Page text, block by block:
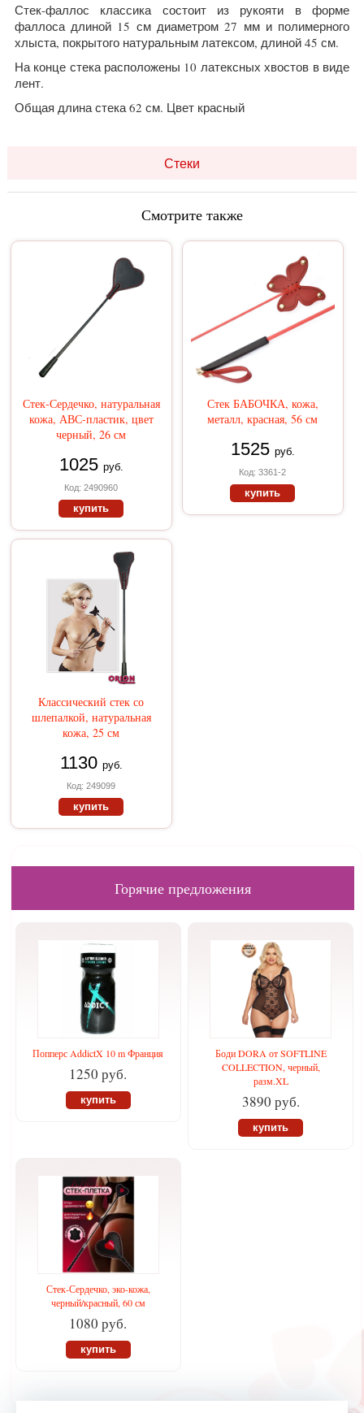
Стек-фаллос классика состоит из рукояти в форме
фаллоса длиной 15 см диаметром 27 мм и полимерного
хлыста, покрытого натуральным латексом, длиной 45 см.
На конце стека расположены 10 латексных хвостов в виде
лент.
Общая длина стека 62 см. Цвет красный
Стеки
Смотрите также
Стек-Сердечко, натуральная
кожа, АВС-пластик, цвет
черный, 26 см
1025 руб.
Код: 2490960
купить
Стек БАБОЧКА, кожа,
металл, красная, 56 см
1525 руб.
Код: 3361-2
купить
Классический стек со
шлепалкой, натуральная
кожа, 25 см
1130 руб.
Код: 249099
купить
Горячие предложения
Попперс AddictX 10 m Франция
1250 руб.
купить
Боди DORA от SOFTLINE
COLLECTION, черный,
разм.XL
3890 руб.
купить
Стек-Сердечко, эко-кожа,
черный/красный, 60 см
1080 руб.
купить